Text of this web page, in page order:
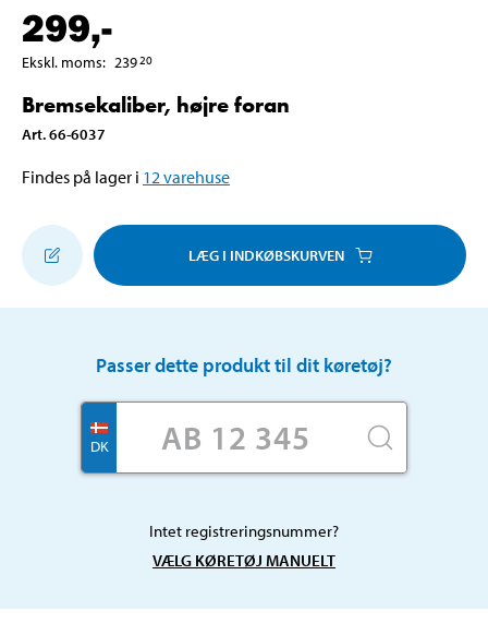
299,-
Ekskl. moms: 23920
Bremsekaliber, højre foran
Art.66-6037
Findes på lager i 12 varehuse
LÆG I INDKØBSKURVEN
Passer dette produkt til dit køretøj?
DK
Intet registreringsnummer?
VÆLG KØRETØJ MANUELT